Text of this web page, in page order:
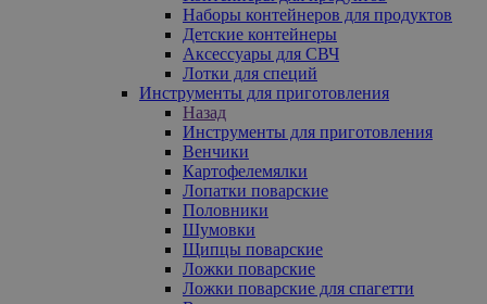
Наборы контейнеров для продуктов
Детские контейнеры
Аксессуары для СВЧ
Лотки для специй
Инструменты для приготовления
Назад
Инструменты для приготовления
Венчики
Картофелемялки
Лопатки поварские
Половники
Шумовки
Щипцы поварские
Ложки поварские
Ложки поварские для спагетти